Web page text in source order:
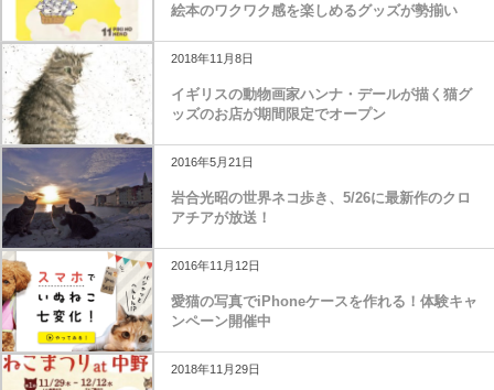
絵本のワクワク感を楽しめるグッズが勢揃い
2018年11月8日
イギリスの動物画家ハンナ・デールが描く猫グ
ッズのお店が期間限定でオープン
2016年5月21日
岩合光昭の世界ネコ歩き、5/26に最新作のクロ
アチアが放送！
2016年11月12日
愛猫の写真でiPhoneケースを作れる！体験キャ
ンペーン開催中
2018年11月29日